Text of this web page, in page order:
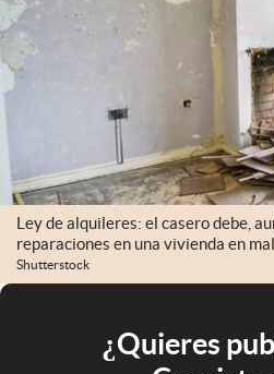
Ley de alquileres: el casero debe,
reparaciones en una vivienda en
Shutterstock
¿Quieres